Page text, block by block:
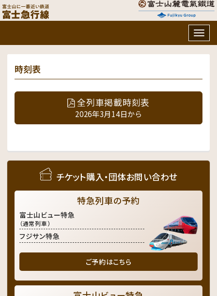
時刻表
全列車掲載時刻表
2026年3月14日から
チケット購入・団体お問い合わせ
特急列車の予約
富士山ビュー特急
（通常列車）
フジサン特急
ご予約はこちら